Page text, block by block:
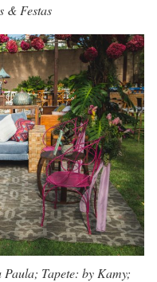
& Festas
Tapete: by Kamy;